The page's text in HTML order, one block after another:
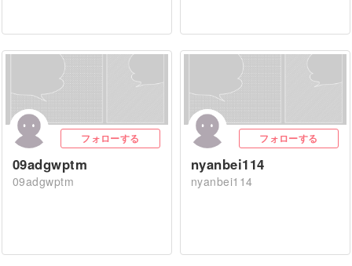
フォローする
09adgwptm
09adgwptm
フォローする
nyanbei114
nyanbei114